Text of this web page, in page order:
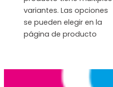
variantes. Las opciones
se pueden elegir en la
página de producto